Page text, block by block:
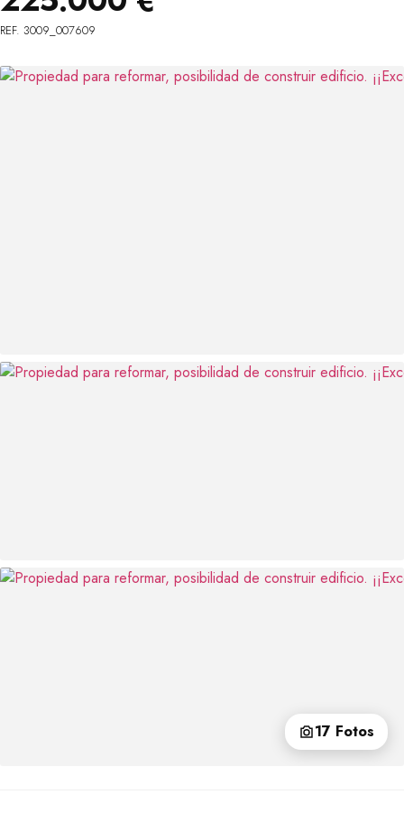
REF. 3009_007609
17 Fotos